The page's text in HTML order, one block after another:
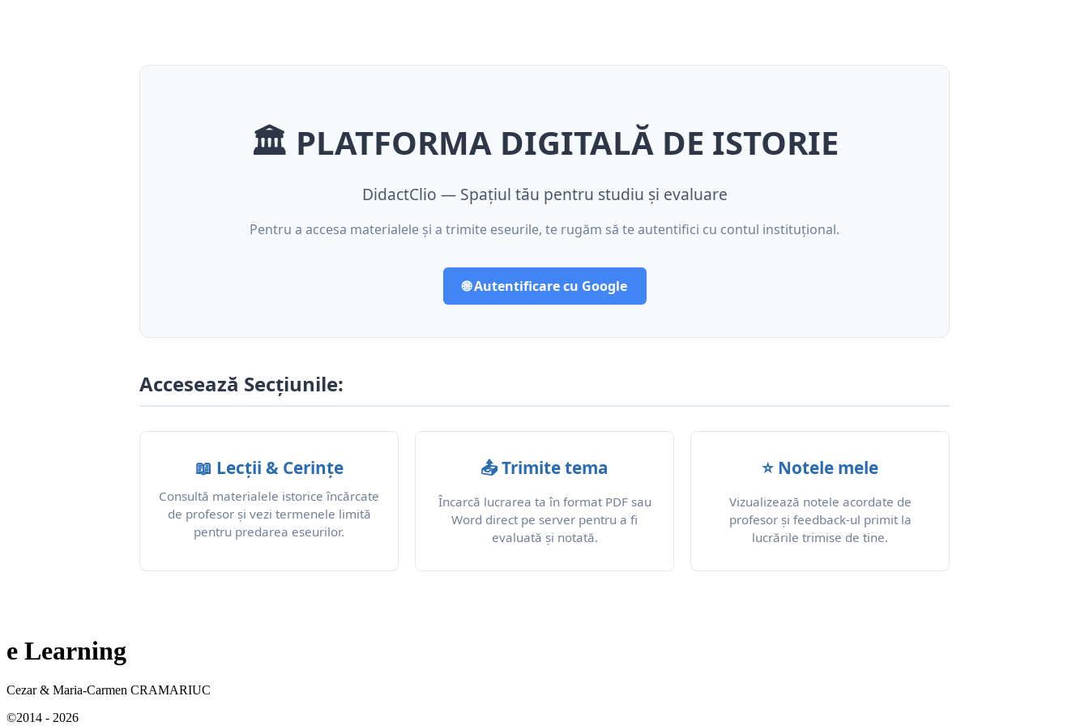
🏛️ PLATFORMA DIGITALĂ DE ISTORIE
DidactClio — Spațiul tău pentru studiu și evaluare
Pentru a accesa materialele și a trimite eseurile, te rugăm să te autentifici cu contul instituțional.
🌐 Autentificare cu Google
Accesează Secțiunile:
📖 Lecții & Cerințe
Consultă materialele istorice încărcate
de profesor și vezi termenele limită
pentru predarea eseurilor.
📤 Trimite tema
Încarcă lucrarea ta în format PDF sau
Word direct pe server pentru a fi
evaluată și notată.
⭐ Notele mele
Vizualizează notele acordate de
profesor și feedback-ul primit la
lucrările trimise de tine.
e Learning
Cezar& Maria-Carmen CRAMARIUC
©2014 - 2026